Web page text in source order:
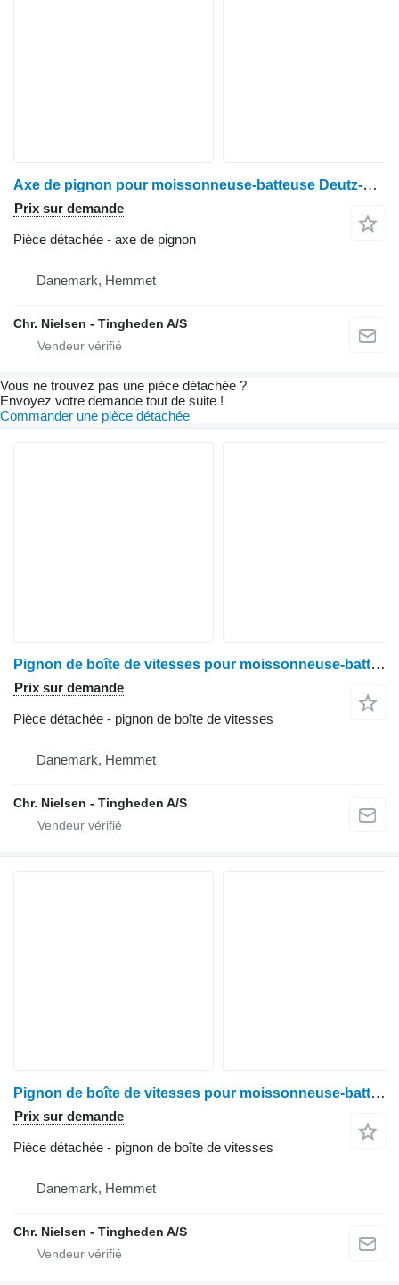
Axe de pignon pour moissonneuse-batteuse Deutz-Fahr M2680
Prix sur demande
Pièce détachée - axe de pignon
Danemark, Hemmet
Chr. Nielsen - Tingheden A/S
Vous ne trouvez pas une pièce détachée ?
Envoyez votre demande tout de suite !
Commander une pièce détachée
Pignon de boîte de vitesses pour moissonneuse-batteuse Deutz-Fahr M2680
Prix sur demande
Pièce détachée - pignon de boîte de vitesses
Danemark, Hemmet
Chr. Nielsen - Tingheden A/S
Pignon de boîte de vitesses pour moissonneuse-batteuse Deutz-Fahr M2680
Prix sur demande
Pièce détachée - pignon de boîte de vitesses
Danemark, Hemmet
Chr. Nielsen - Tingheden A/S